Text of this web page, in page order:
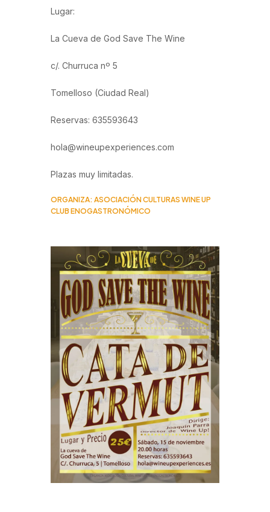
Lugar:
La Cueva de God Save The Wine
c/. Churruca nº 5
Tomelloso (Ciudad Real)
Reservas: 635593643
hola@wineupexperiences.com
Plazas muy limitadas.
ORGANIZA: ASOCIACIÓN CULTURAS WINE UP
CLUB ENOGASTRONÓMICO